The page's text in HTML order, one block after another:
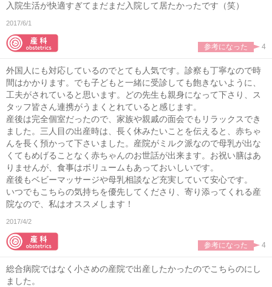
入院生活が快適すぎてまだまだ入院して居たかったです（笑）
2017/6/1
参考になった 4
外国人にも対応しているのでとても人気です。診察も丁寧なので時
間はかかります。でも子どもと一緒に受診しても飽きないように、
工夫がされていると思います。どの先生も親身になって下さり、ス
タッフ皆さん連携がうまくとれていると感じます。
産後は完全個室だったので、家族や親戚の面会でもリラックスでき
ました。三人目の出産時は、長く休みたいことを伝えると、赤ちゃ
んを長く預かって下さいました。産院がミルク派なので母乳が出な
くてもめげることなく赤ちゃんのお世話が出来ます。お祝い膳はあ
りませんが、食事はボリュームもあっておいしいです。
産後もベビーマッサージや母乳相談など充実していて安心です。
いつでもこちらの気持ちを優先してくださり、寄り添ってくれる産
院なので、私はオススメします！
2017/4/2
参考になった 4
総合病院ではなく小さめの産院で出産したかったのでこちらのにし
ました。